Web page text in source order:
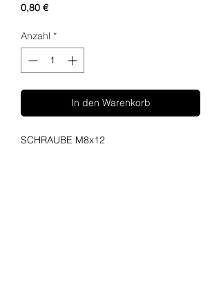
0,80 €Preis
Anzahl *
In den Warenkorb
SCHRAUBE M8x12